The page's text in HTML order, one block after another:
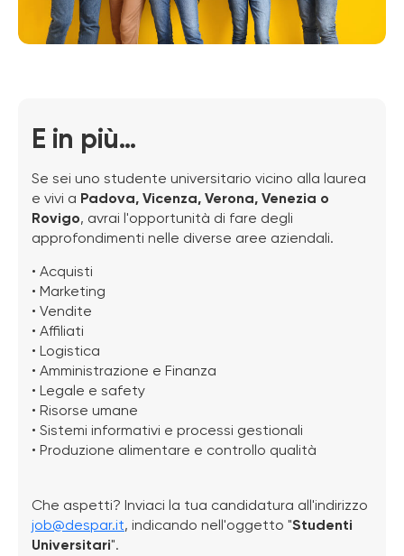
E in più...
Se sei uno studente universitario vicino alla laurea
e vivi a Padova, Vicenza, Verona, Venezia o
Rovigo, avrai l'opportunità di fare degli
approfondimenti nelle diverse aree aziendali.
• Acquisti
• Marketing
• Vendite
• Affiliati
• Logistica
• Amministrazione e Finanza
• Legale e safety
• Risorse umane
• Sistemi informativi e processi gestionali
• Produzione alimentare e controllo qualità
Che aspetti? Inviaci la tua candidatura all'indirizzo
job@despar.it, indicando nell'oggetto "Studenti
Universitari".